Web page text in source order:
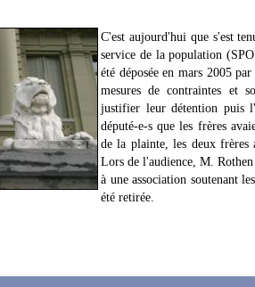
C'est aujourd'hui que s'est
service de la population
été déposée en mars 2005
mesures de contraintes et
justifier leur détention puis
député-e-s que les frères
de la plainte, les deux frères
Lors de l'audience, M. Rothen
à une association soutenant
été retirée.